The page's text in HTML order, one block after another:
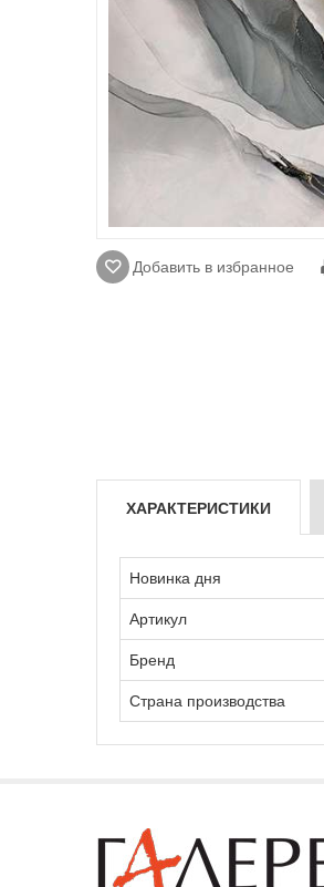
Добавить в избранное
ХАРАКТЕРИСТИКИ
Новинка дня
Артикул
Бренд
Страна производства